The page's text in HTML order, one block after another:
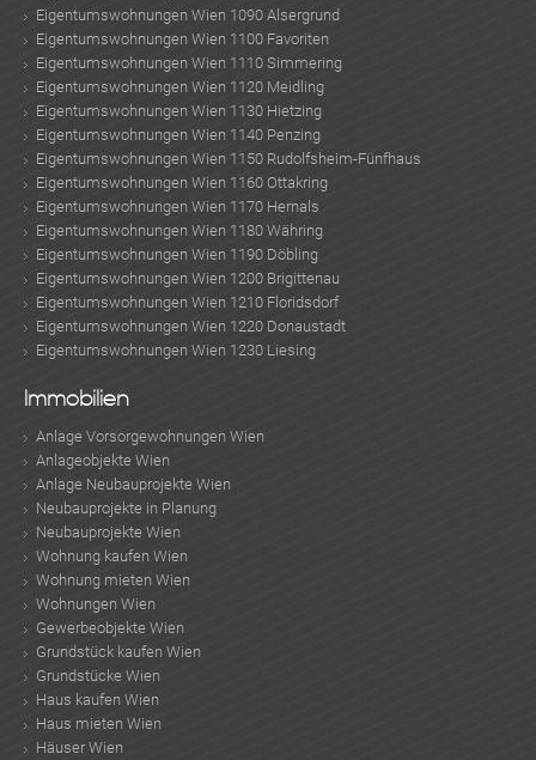
Eigentumswohnungen Wien 1090 Alsergrund
Eigentumswohnungen Wien 1100 Favoriten
Eigentumswohnungen Wien 1110 Simmering
Eigentumswohnungen Wien 1120 Meidling
Eigentumswohnungen Wien 1130 Hietzing
Eigentumswohnungen Wien 1140 Penzing
Eigentumswohnungen Wien 1150 Rudolfsheim-Fünfhaus
Eigentumswohnungen Wien 1160 Ottakring
Eigentumswohnungen Wien 1170 Hernals
Eigentumswohnungen Wien 1180 Währing
Eigentumswohnungen Wien 1190 Döbling
Eigentumswohnungen Wien 1200 Brigittenau
Eigentumswohnungen Wien 1210 Floridsdorf
Eigentumswohnungen Wien 1220 Donaustadt
Eigentumswohnungen Wien 1230 Liesing
Immobilien
Anlage Vorsorgewohnungen Wien
Anlageobjekte Wien
Anlage Neubauprojekte Wien
Neubauprojekte in Planung
Neubauprojekte Wien
Wohnung kaufen Wien
Wohnung mieten Wien
Wohnungen Wien
Gewerbeobjekte Wien
Grundstück kaufen Wien
Grundstücke Wien
Haus kaufen Wien
Haus mieten Wien
Häuser Wien